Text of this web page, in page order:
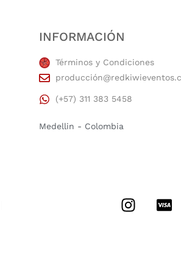
INFORMACIÓN
Términos y Condiciones
(+57) 311 383 5458
Medellin - Colombia